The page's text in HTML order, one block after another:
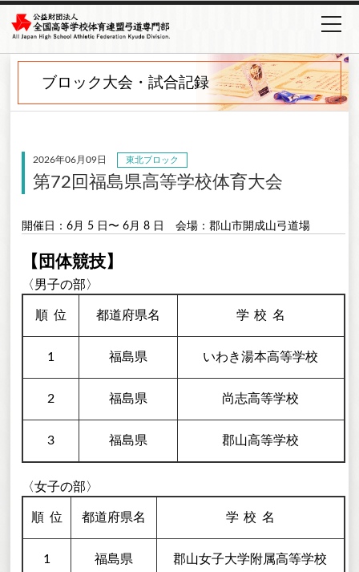
ブロック大会・試合記録
2026年06月09日 東北ブロック
第72回福島県高等学校体育大会
開催日：6月 5 日〜 6月 8 日 会場：郡山市開成山弓道場
【団体競技】
〈男子の部〉
順 位 都道府県名 学校 名
1 福島県 いわき湯本高等学校
2 福島県 尚志高等学校
3 福島県 郡山高等学校
〈女子の部〉
順 位 都道府県名 学校 名
1 福島県 郡山女子大学附属高等学校